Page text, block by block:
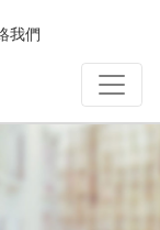
我們